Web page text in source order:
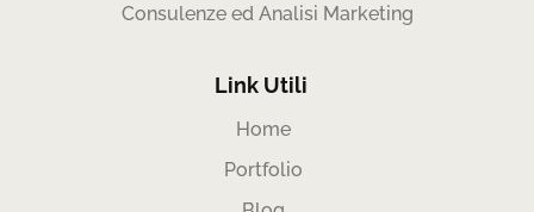
Consulenze ed Analisi Marketing
Link Utili
Home
Portfolio